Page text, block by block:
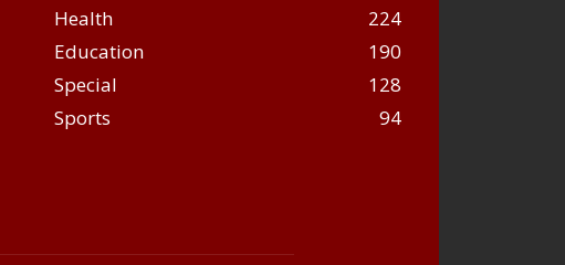
Health
224
Education
190
Special
128
Sports
94